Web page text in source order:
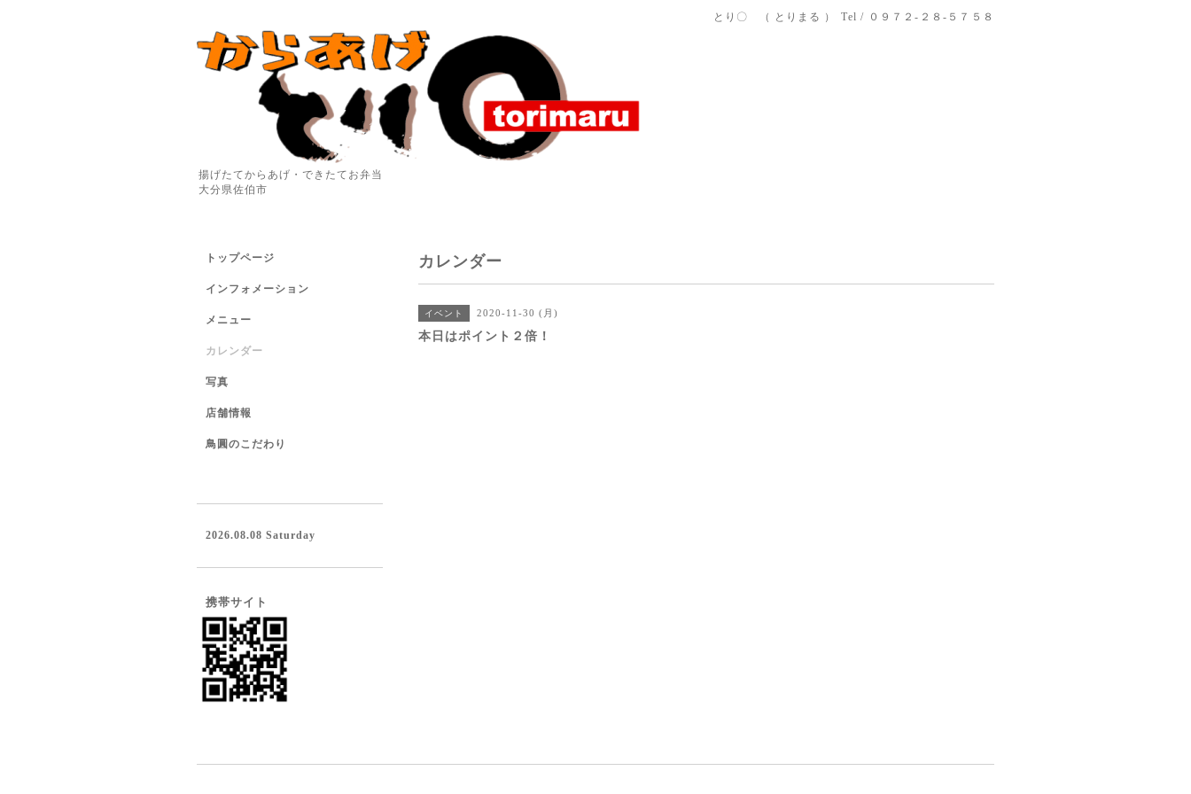
とり〇 （ とりまる ） Tel / ０９７２-２８-５７５８
揚げたてからあげ・できたてお弁当
大分県佐伯市
カレンダー
イベント 2020-11-30 (月)
本日はポイント２倍！
トップページ
インフォメーション
メニュー
カレンダー
写真
店舗情報
鳥圓のこだわり
2026.08.08 Saturday
携帯サイト